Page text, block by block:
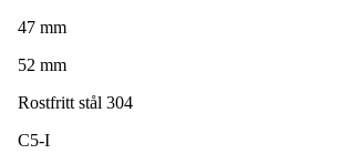
47 mm
52 mm
Rostfritt stål 304
C5-I